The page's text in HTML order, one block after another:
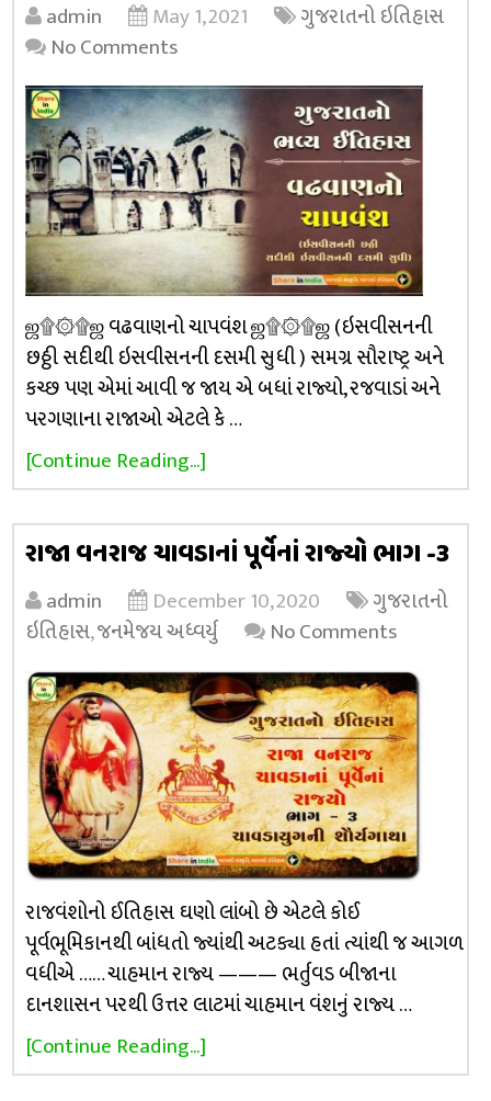
admin May 1, 2021
ગુજરાતનો ઇતિહાસ
No Comments
ஜ۩۞۩ஜ વઢવાણનો ચાપવંશ ஜ۩۞۩ஜ (ઇસવીસનની
છઠ્ઠી સદીથી ઇસવીસનની દસમી સુધી ) સમગ્ર સૌરાષ્ટ્ર અને
કચ્છ પણ એમાં આવી જ જાય એ બધાં રાજ્યો, રજવાડાં અને
પરગણાના રાજાઓ એટલે કે …
[Continue Reading...]
રાજા વનરાજ ચાવડાનાં પૂર્વેનાં રાજ્યો ભાગ -3
admin December 10, 2020
ગુજરાતનો
ઇતિહાસ,જનમેજય અધ્વર્યુ No Comments
રાજવંશોનો ઈતિહાસ ઘણો લાંબો છે એટલે કોઈ
પૂર્વભૂમિકાનથી બાંધતો જ્યાંથી અટક્યા હતાં ત્યાંથી જ આગળ
વધીએ …… ચાહમાન રાજ્ય ——— ભર્તુવડ બીજાના
દાનશાસન પરથી ઉત્તર લાટમાં ચાહમાન વંશનું રાજ્ય …
[Continue Reading...]